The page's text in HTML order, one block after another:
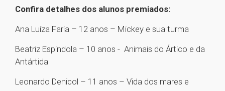
Confira detalhes dos alunos premiados:
Ana Luíza Faria – 12 anos – Mickey e sua turma
Beatriz Espindola – 10 anos - Animais do Ártico e da
Antártida
Leonardo Denicol – 11 anos – Vida dos mares e